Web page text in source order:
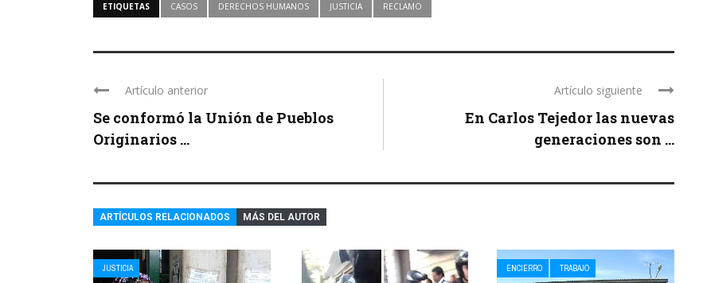
ETIQUETAS CASOS DERECHOS HUMANOS JUSTICIA RECLAMO
Artículo anterior
Se conformó la Unión de Pueblos
Originarios ...
Artículo siguiente
En Carlos Tejedor las nuevas
generaciones son ...
ARTÍCULOS RELACIONADOS MÁS DEL AUTOR
JUSTICIA ENCIERRO TRABAJO